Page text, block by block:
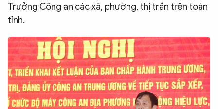
Video Ảnh
Infographic
Chuyên trangAn ninh thế giớiVăn nghệ Công an
Chuyên đề
Trưởng Công an các xã, phường, thị trấn trên toàn
tỉnh.